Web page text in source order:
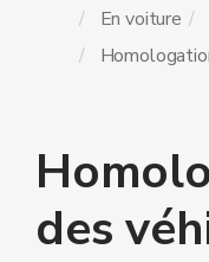
En voiture
des